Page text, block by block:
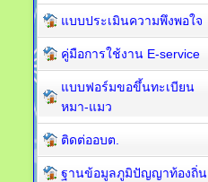
แบบประเมินความพึงพอใจ
คู่มือการใช้งาน E-service
แบบฟอร์มขอขึ้นทะเบียน
หมา-แมว
ติดต่ออบต.
ฐานข้อมูลภูมิปัญญาท้องถิ่น